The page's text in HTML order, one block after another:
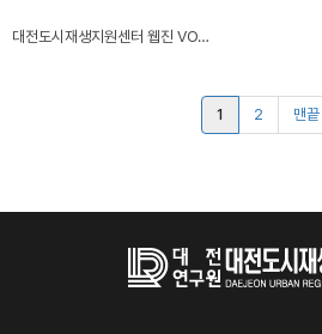
대전도시재생지원센터 웹진 VO…
1 2 맨끝